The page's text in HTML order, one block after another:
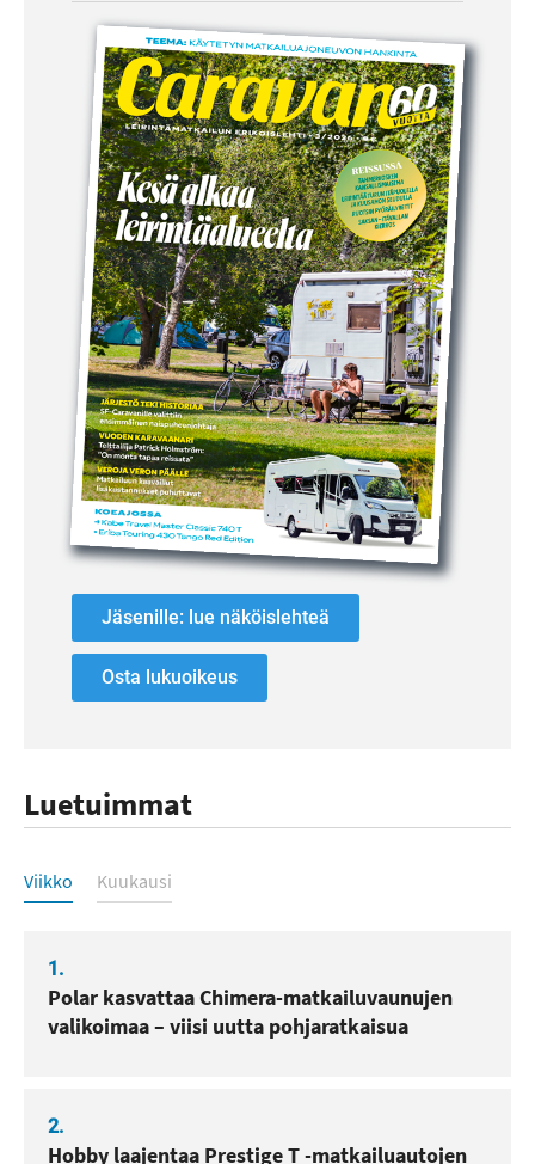
Jäsenille: lue näköislehteä
Osta lukuoikeus
Luetuimmat
Luetuimmat
Viikko Kuukausi
1.
Polar kasvattaa Chimera-matkailuvaunujen
valikoimaa – viisi uutta pohjaratkaisua
2.
Hobby laajentaa Prestige T -matkailuautojen